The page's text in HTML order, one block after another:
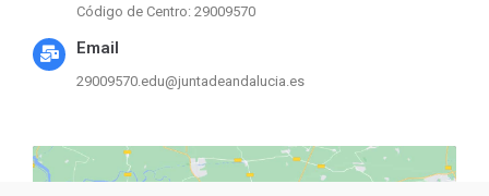
Código de Centro: 29009570
Email
29009570.edu@juntadeandalucia.es